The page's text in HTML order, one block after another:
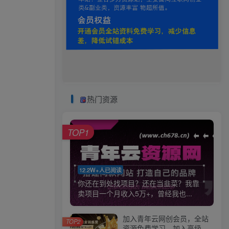
热门资源
12.2W+人已阅读
你还在到处找项目？还在当韭菜？我靠
卖项目一个月收入5万+，曾经我也...
TOP1
加入青年云网创会员，全站
TOP2